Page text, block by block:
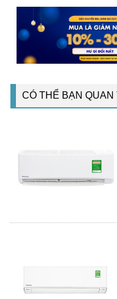
CÓ THỂ BẠN QUAN